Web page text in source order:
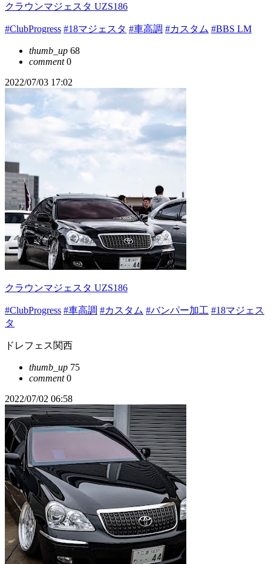
クラウンマジェスタ UZS186
#ClubProgress #18マジェスタ #車高調 #カスタム #BBS LM
thumb_up 68
comment0
2022/07/03 17:02
クラウンマジェスタ UZS186
#ClubProgress #車高調 #カスタム #バンパー加工 #18マジェス
タ
ドレフェス関西
thumb_up 75
comment0
2022/07/02 06:58